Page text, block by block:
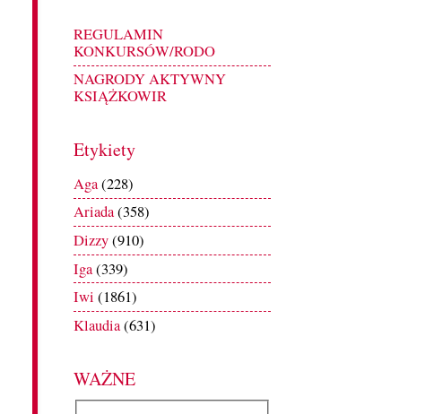
REGULAMIN
KONKURSÓW/RODO
NAGRODY AKTYWNY
KSIĄŻKOWIR
Etykiety
Aga(228)
Ariada(358)
Dizzy(910)
Iga(339)
Iwi (1861)
Klaudia(631)
WAŻNE